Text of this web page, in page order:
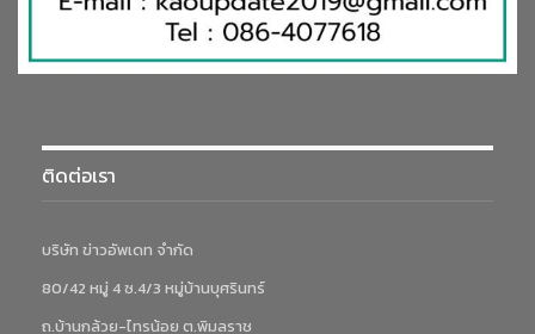
ติดต่อเรา
บริษัท ข่าวอัพเดท จำกัด
80/42 หมู่ 4 ซ.4/3 หมู่บ้านบุศรินทร์
ถ.บ้านกล้วย-ไทรน้อย ต.พิมลราช